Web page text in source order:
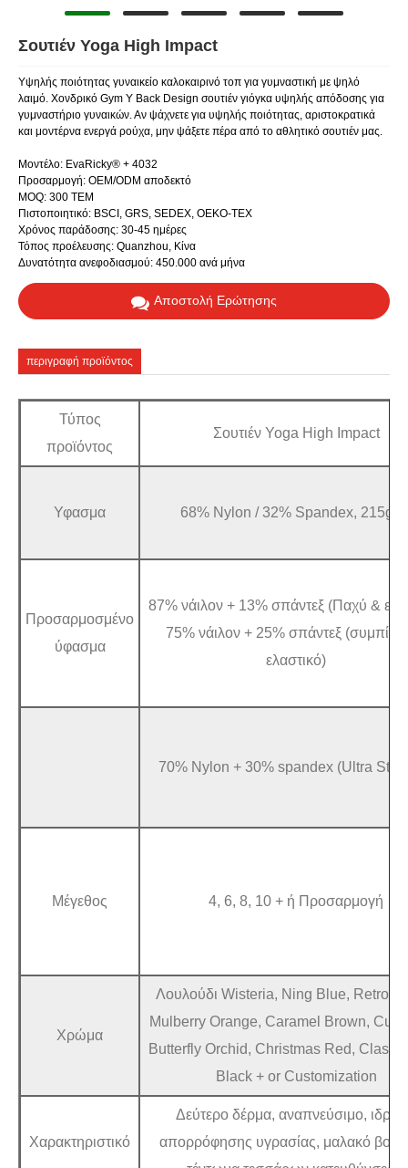
Σουτιέν Yoga High Impact
Υψηλής ποιότητας γυναικείο καλοκαιρινό τοπ για γυμναστική με ψηλό
λαιμό. Χονδρικό Gym Y Back Design σουτιέν γιόγκα υψηλής απόδοσης για
γυμναστήριο γυναικών. Αν ψάχνετε για υψηλής ποιότητας, αριστοκρατικά
και μοντέρνα ενεργά ρούχα, μην ψάξετε πέρα ​​από το αθλητικό σουτιέν μας.
Μοντέλο: EvaRicky® + 4032
Προσαρμογή: OEM/ODM αποδεκτό
MOQ: 300 ΤΕΜ
Πιστοποιητικό: BSCI, GRS, SEDEX, OEKO-TEX
Χρόνος παράδοσης: 30-45 ημέρες
Τόπος προέλευσης: Quanzhou, Κίνα
Δυνατότητα ανεφοδιασμού: 450.000 ανά μήνα
Αποστολή Ερώτησης
περιγραφή προϊόντος
Τύπος
προϊόντος
Σουτιέν Yoga High Impact
Υφασμα 68% Nylon / 32% Spandex,
Προσαρμοσμένο
ύφασμα
87% νάιλον + 13% σπάντεξ (Παχύ &
75% νάιλον + 25% σπάντεξ
ελαστικό)
70% Nylon + 30% spandex (Ultra
Μέγεθος 4, 6, 8, 10 + ή Προσαρμογή
Χρώμα
Λουλούδι Wisteria, Ning Blue, Retro
Mulberry Orange, Caramel Brown,
Butterfly Orchid, Christmas Red,
Black + or Customization
Χαρακτηριστικό
Δεύτερο δέρμα, αναπνεύσιμο,
απορρόφησης υγρασίας, μαλακό